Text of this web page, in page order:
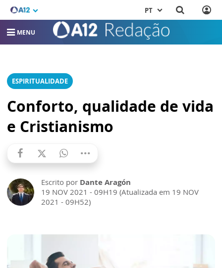
PT
MENU
ESPIRITUALIDADE
Conforto, qualidade de vida
e Cristianismo
Escrito por Dante Aragón
19 NOV 2021 - 09H19 (Atualizada em 19 NOV
2021 - 09H52)